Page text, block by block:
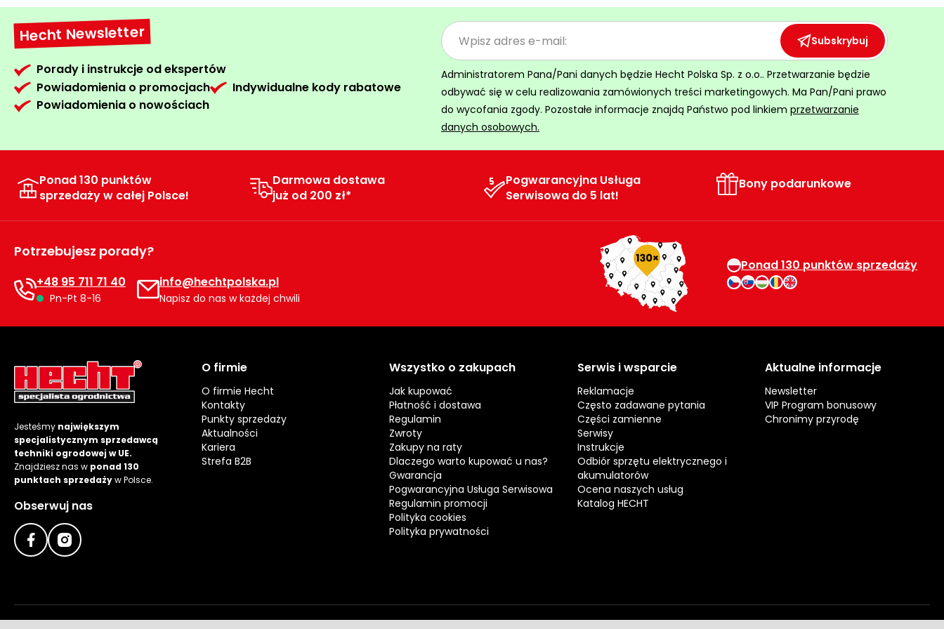
Hecht Newsletter
Porady i instrukcje od ekspertów
Powiadomienia o promocjach
Indywidualne kody rabatowe
Powiadomienia o nowościach
Subskrybuj
Administratorem Pana/Pani danych będzie Hecht Polska Sp. z o.o.. Przetwarzanie będzie
odbywać się w celu realizowania zamówionych treści marketingowych. Ma Pan/Pani prawo
do wycofania zgody. Pozostałe informacje znajdą Państwo pod linkiem przetwarzanie
danych osobowych.
Ponad 130 punktów
sprzedaży w całej Polsce!
Darmowa dostawa
już od 200 zł*
Pogwarancyjna Usługa
Serwisowa do 5 lat!
Bony podarunkowe
Potrzebujesz porady?
+48 95 711 71 40
Pn-Pt 8-16
info@hechtpolska.pl
Napisz do nas w każdej chwili
Ponad 130 punktów sprzedaży
Jesteśmy największym
specjalistycznym sprzedawcą
techniki ogrodowej w UE.
Znajdziesz nas w ponad 130
punktach sprzedażyw Polsce.
Obserwuj nas
O firmie
O firmie Hecht
Kontakty
Punkty sprzedaży
Aktualności
Kariera
Strefa B2B
Wszystko o zakupach
Jak kupować
Płatność i dostawa
Regulamin
Zwroty
Zakupy na raty
Dlaczego warto kupować u nas?
Gwarancja
Pogwarancyjna Usługa Serwisowa
Regulamin promocji
Polityka cookies
Polityka prywatności
Serwis i wsparcie
Reklamacje
Często zadawane pytania
Części zamienne
Serwisy
Instrukcje
Odbiór sprzętu elektrycznego i
akumulatorów
Ocena naszych usług
Katalog HECHT
Aktualne informacje
Newsletter
VIP Program bonusowy
Chronimy przyrodę